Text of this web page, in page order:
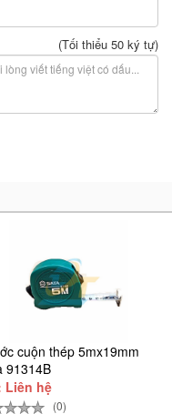
(Tối thiểu 50 ký tự)
cuộn thép 5mx19mm
91314B
Liên hệ
(0)